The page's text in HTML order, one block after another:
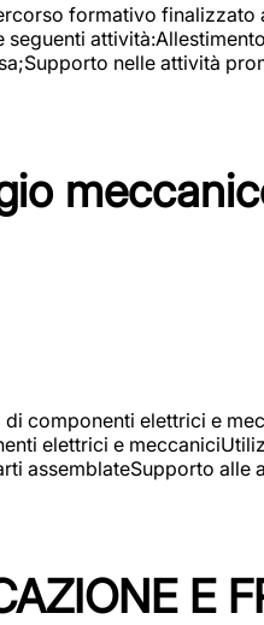
formativo
nelle attività
componenti elettrici e
elettrici e
assemblateSupporto alle
E